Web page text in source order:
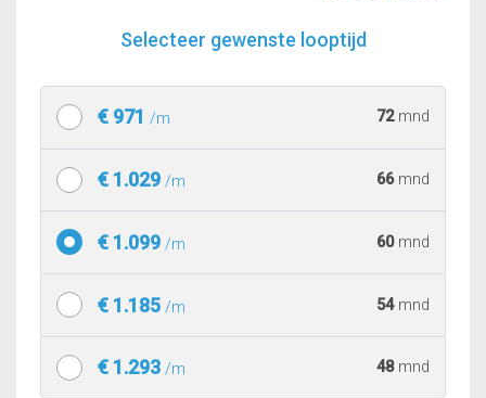
Selecteer gewenste looptijd
€ 971/m 72 mnd
€ 1.029 /m 66 mnd
€ 1.099 /m 60 mnd
€ 1.185 /m 54 mnd
€ 1.293/m 48 mnd